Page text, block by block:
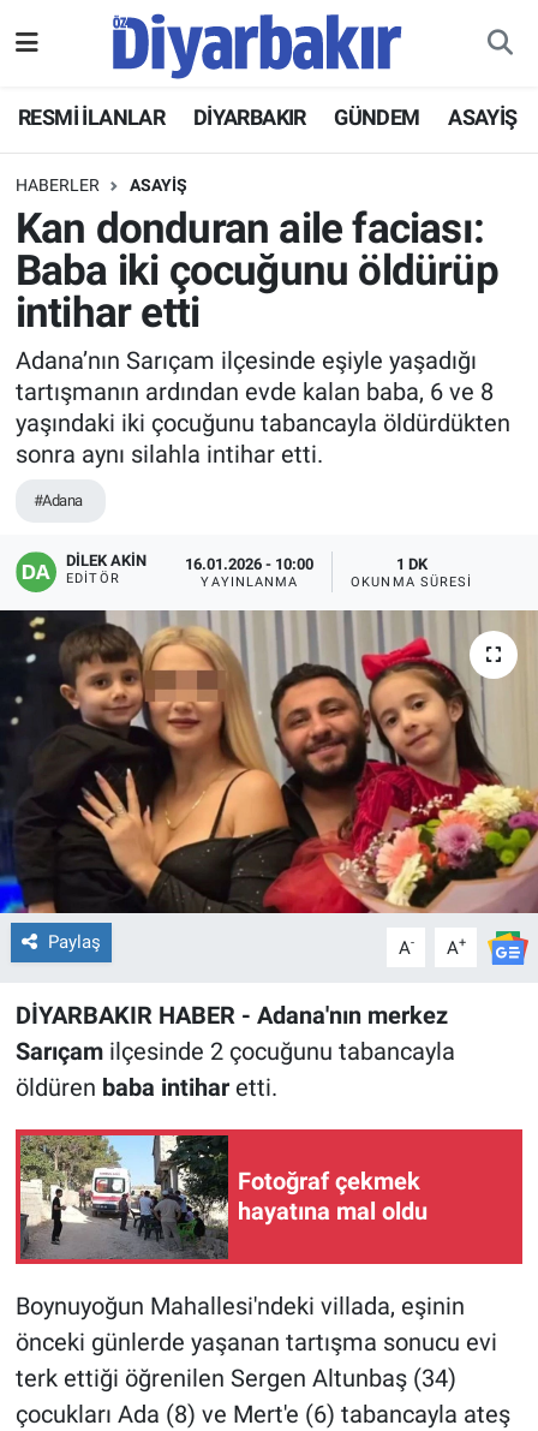
RESMİ İLANLAR DİYARBAKIR GÜNDEM ASAYİŞ
HABERLER ASAYİŞ
Kan donduran aile faciası:
Baba iki çocuğunu öldürüp
intihar etti
Adana’nın Sarıçam ilçesinde eşiyle yaşadığı
tartışmanın ardından evde kalan baba, 6 ve 8
yaşındaki iki çocuğunu tabancayla öldürdükten
sonra aynı silahla intihar etti.
#Adana
DİLEK AKİN
EDITÖR
16.01.2026 - 10:00
YAYINLANMA
1 DK
OKUNMA SÜRESI
Paylaş A- A+
DİYARBAKIR HABER - Adana'nın merkez
Sarıçamilçesinde 2 çocuğunu tabancayla
öldüren baba intiharetti.
Fotoğraf çekmek
hayatına mal oldu
Boynuyoğun Mahallesi'ndeki villada, eşinin
önceki günlerde yaşanan tartışma sonucu evi
terk ettiği öğrenilen Sergen Altunbaş (34)
çocukları Ada (8) ve Mert'e (6) tabancayla ateş
ASAYİŞ
DİYARBAKIR
EKONOMİ
BÖLGE
DÜNYA
EĞİTİM
ÖZEL HABER
POLİTİKA
SAĞLIK
SPOR
TEKNOLOJİ
Hava Durumu
Namaz Vakitleri
Trafik Durumu
Tüm Manşetler
Son Dakika Haberleri